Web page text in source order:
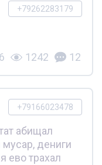
+79262283179
1242 12
+79166023478
абищал
мусар, дениги
ево трахал